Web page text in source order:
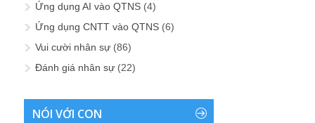
Ứng dụng AI vào QTNS (4)
Ứng dụng CNTT vào QTNS (6)
Vui cười nhân sự (86)
Đánh giá nhân sự (22)
NÓI VỚI CON